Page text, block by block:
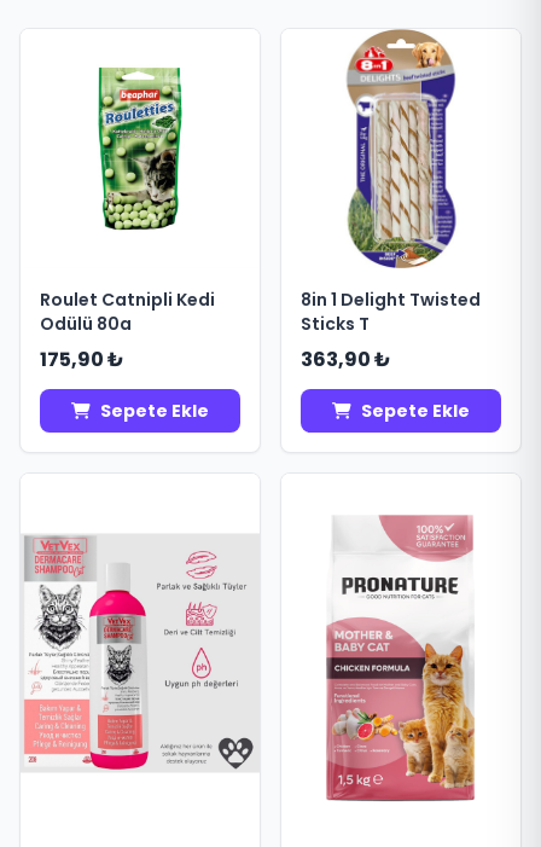
Roulet Catnipli Kedi
Odülü 80a
175,90 ₺
Sepete Ekle
8in 1 Delight Twisted
Sticks T
363,90 ₺
Sepete Ekle